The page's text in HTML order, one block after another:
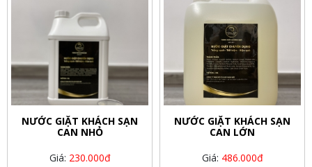
NƯỚC GIẶT KHÁCH SẠN
CAN NHỎ
Giá: 230.000đ
NƯỚC GIẶT KHÁCH SẠN
CAN LỚN
Giá: 486.000đ